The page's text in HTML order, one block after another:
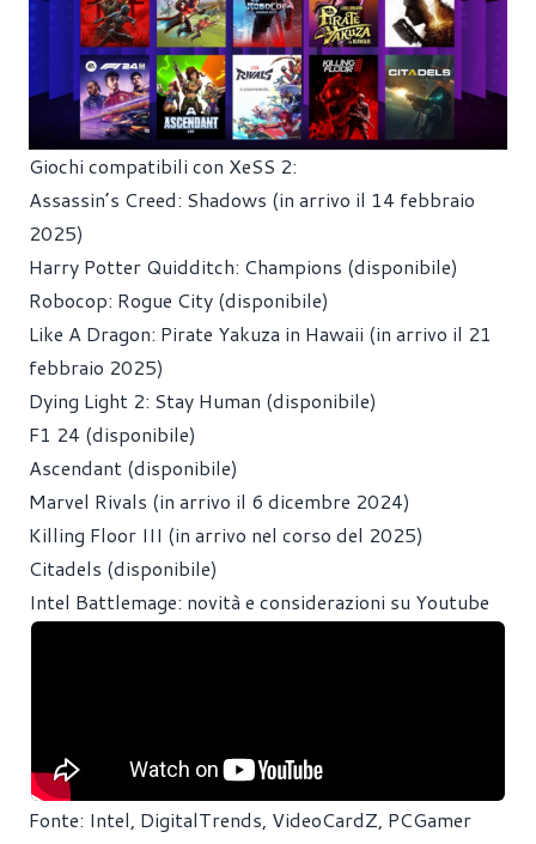
Giochi compatibili con XeSS 2:
Assassin’s Creed: Shadows (in arrivo il 14 febbraio
2025)
Harry Potter Quidditch: Champions (disponibile)
Robocop: Rogue City (disponibile)
Like A Dragon: Pirate Yakuza in Hawaii (in arrivo il 21
febbraio 2025)
Dying Light 2: Stay Human (disponibile)
F1 24 (disponibile)
Ascendant (disponibile)
Marvel Rivals (in arrivo il 6 dicembre 2024)
Killing Floor III (in arrivo nel corso del 2025)
Citadels (disponibile)
Intel Battlemage: novità e considerazioni su Youtube
Fonte: Intel, DigitalTrends, VideoCardZ, PCGamer